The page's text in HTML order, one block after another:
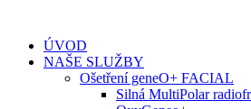
contentÚVOD
NAŠE SLUŽBY
Ošetření geneO+ FACIAL
Silná MultiPolar